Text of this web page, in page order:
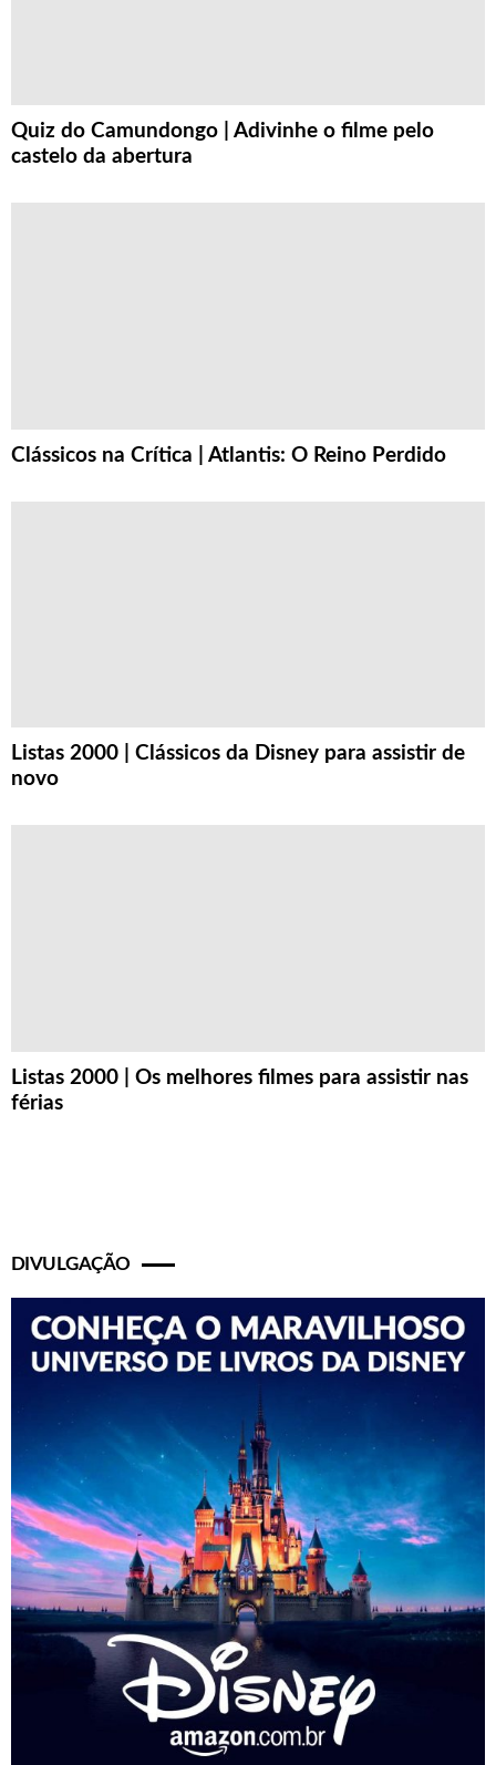
Quiz do Camundongo | Adivinhe o filme pelo
castelo da abertura
Clássicos na Crítica | Atlantis: O Reino Perdido
Listas 2000 | Clássicos da Disney para assistir de
novo
Listas 2000 | Os melhores filmes para assistir nas
férias
DIVULGAÇÃO